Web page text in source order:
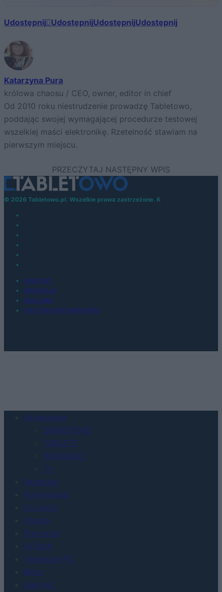
Udostępnij UdostępnijUdostępnijUdostępnij
Katarzyna Pura
królowa chaosu / CEO, owner, editor in chief
Od 2010 roku niestrudzenie prowadzę Tabletowo,
poddając swojej wymagającej procedurze testowej
wszelkiej maści elektronikę. Rzetelność stawiam na
pierwszym miejscu.
© 2026 Tabletowo.pl. Wszelkie prawa zastrzeżone. K
KONTAKT
REDAKCJA
REKLAMA
POLITYKA PRYWATNOŚCI
Urządzenia
SMARTFONY
TABLETY
WEARABLE
TV
Recenzje
Porównania
Co kupić
Porady
Promocje
FinTech
Hardware PC
Moto
Gaming